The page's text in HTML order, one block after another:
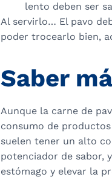
lento deben ser
Al servirlo… El pavo
poder trocearlo bien,
Saber
Aunque la carne de
consumo de
suelen tener un alto
potenciador de sabor,
estómago y elevar la